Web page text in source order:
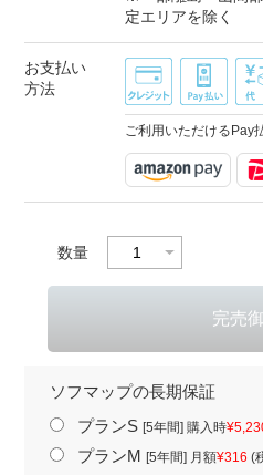
定エリアを除く
お支払い
方法
ご利用いただけるPay
数量
ソフマップの長期保証
プランS [5年間] 購入時
プランM [5年間] 月額¥316 (